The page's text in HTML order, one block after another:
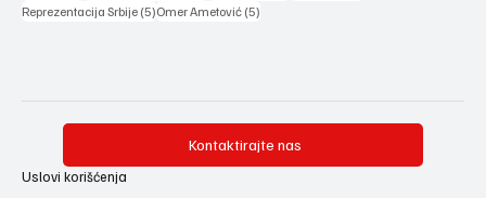
Reprezentacija Srbije (5)5 posts
Omer Ametović (5)
Kontaktirajte nas
Uslovi korišćenja